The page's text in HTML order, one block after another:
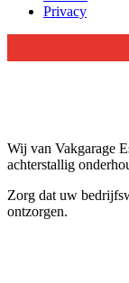
Privacy
Wij van Vakgarage
achterstallig
Zorg dat uw
ontzorgen.